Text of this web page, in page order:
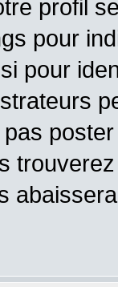
profil
pour
pour